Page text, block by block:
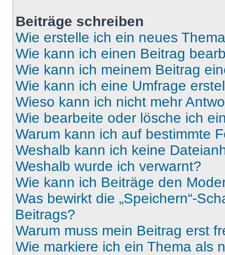
Beiträge schreiben
Wie erstelle ich ein neues
Wie kann ich einen Beitrag
Wie kann ich meinem Beitrag
Wie kann ich eine Umfrage
Wieso kann ich nicht mehr
Wie bearbeite oder lösche ich
Warum kann ich auf bestimmte
Weshalb kann ich keine
Weshalb wurde ich verwarnt?
Wie kann ich Beiträge den
Was bewirkt die „Speichern“-
Beitrags?
Warum muss mein Beitrag erst
Wie markiere ich ein Thema als